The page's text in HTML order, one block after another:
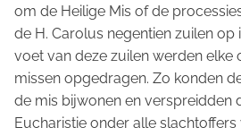
om de Heilige Mis of de
de H. Carolus negentien zuilen op
voet van deze zuilen werden elke
missen opgedragen. Zo konden
de mis bijwonen en verspreidden
Eucharistie onder alle